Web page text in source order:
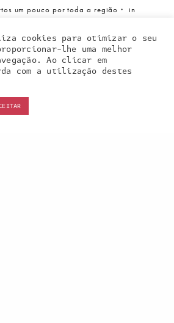
um pouco por toda a região・ in
cookies para otimizar o seu
lhe uma melhor
Ao clicar em
com a utilização destes
Learn more about our use of
ACCEPT